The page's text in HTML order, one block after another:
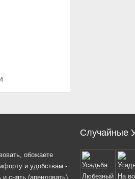
обожаете
и удобствам -
снять (арендовать)
Случайные